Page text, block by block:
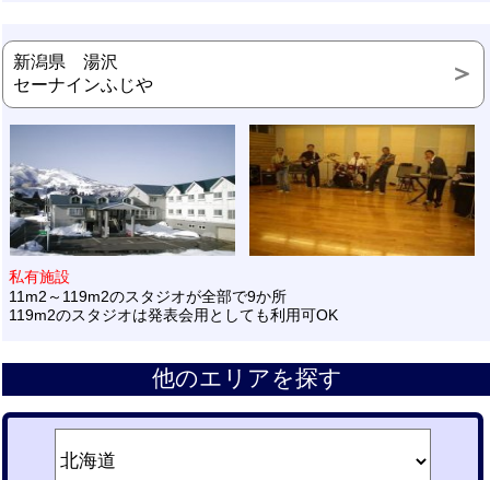
新潟県 湯沢
セーナインふじや
私有施設
11m2～119m2のスタジオが全部で9か所
119m2のスタジオは発表会用としても利用可OK
他のエリアを探す